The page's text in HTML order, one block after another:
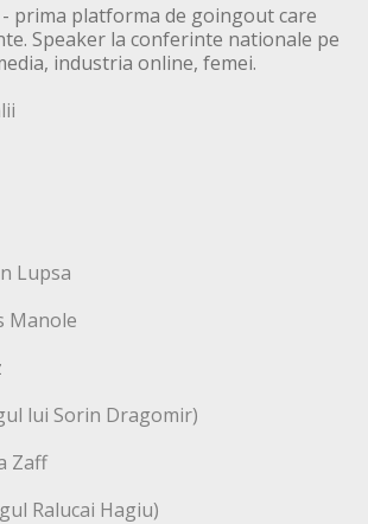
prima platforma de goingout care
Speaker la conferinte nationale pe
industria online, femei.
Lupsa
Manole
lui Sorin Dragomir)
Zaff
Ralucai Hagiu)